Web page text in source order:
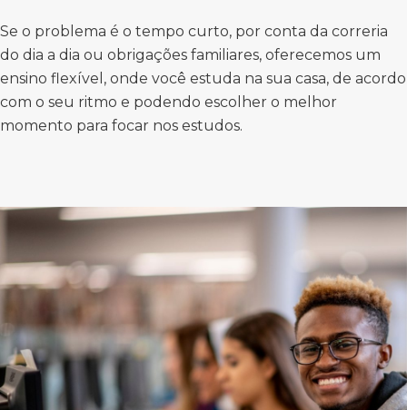
Se o problema é o tempo curto, por conta da correria
do dia a dia ou obrigações familiares, oferecemos um
ensino flexível, onde você estuda na sua casa, de acordo
com o seu ritmo e podendo escolher o melhor
momento para focar nos estudos.